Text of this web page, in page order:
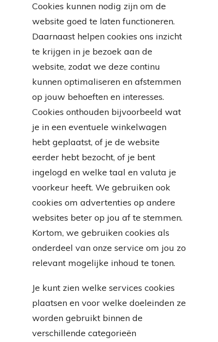
Cookies kunnen nodig zijn om de
website goed te laten functioneren.
Daarnaast helpen cookies ons inzicht
te krijgen in je bezoek aan de
website, zodat we deze continu
kunnen optimaliseren en afstemmen
op jouw behoeften en interesses.
Cookies onthouden bijvoorbeeld wat
je in een eventuele winkelwagen
hebt geplaatst, of je de website
eerder hebt bezocht, of je bent
ingelogd en welke taal en valuta je
voorkeur heeft. We gebruiken ook
cookies om advertenties op andere
websites beter op jou af te stemmen.
Kortom, we gebruiken cookies als
onderdeel van onze service om jou zo
relevant mogelijke inhoud te tonen.
Je kunt zien welke services cookies
plaatsen en voor welke doeleinden ze
worden gebruikt binnen de
verschillende categorieën